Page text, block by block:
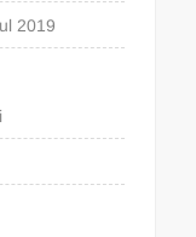
2019